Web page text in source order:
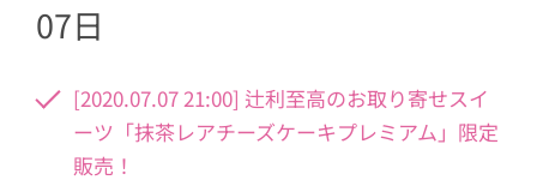
07日
[2020.07.07 21:00] 辻利至高のお取り寄せスイ
ーツ「抹茶レアチーズケーキプレミアム」限定
販売！